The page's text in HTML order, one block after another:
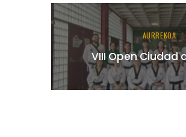
AURREKOA
VIII Open Ciudad